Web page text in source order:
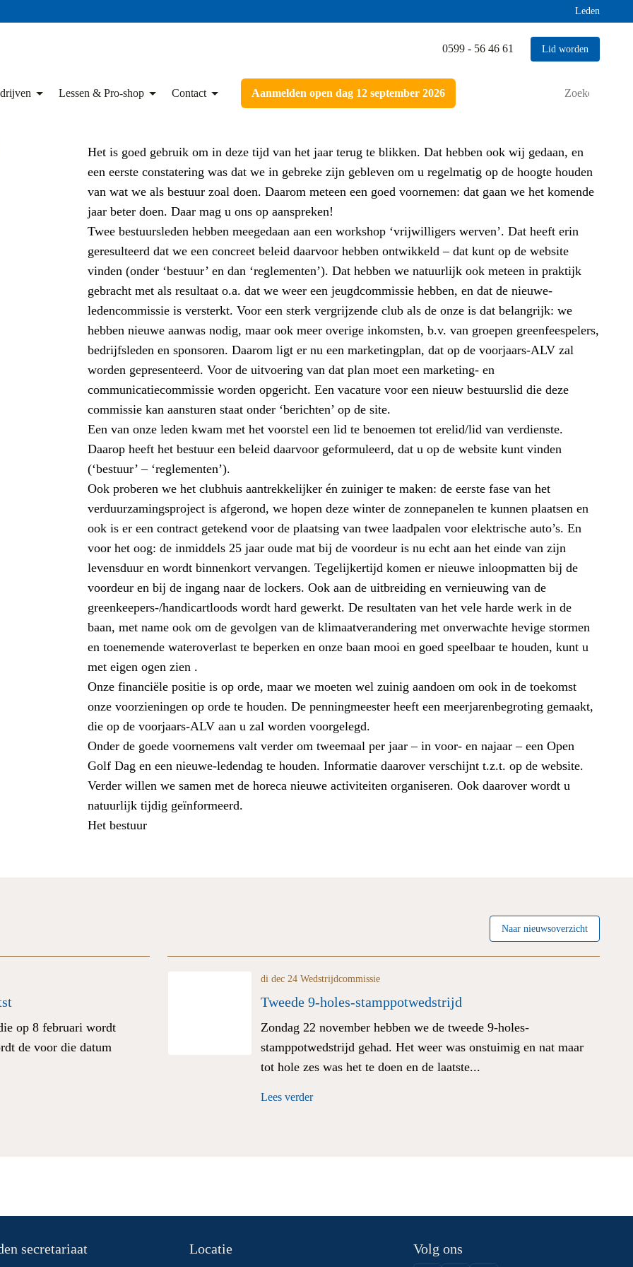
Leden
0599 - 56 46 61 Lid worden
Lessen & Pro-shop Contact Aanmelden open dag 12 september 2026
Het is goed gebruik om in deze tijd van het jaar terug te blikken. Dat hebben ook wij gedaan, en
een eerste constatering was dat we in gebreke zijn gebleven om u regelmatig op de hoogte houden
van wat we als bestuur zoal doen. Daarom meteen een goed voornemen: dat gaan we het komende
jaar beter doen. Daar mag u ons op aanspreken!
Twee bestuursleden hebben meegedaan aan een workshop ‘vrijwilligers werven’. Dat heeft erin
geresulteerd dat we een concreet beleid daarvoor hebben ontwikkeld – dat kunt op de website
vinden (onder ‘bestuur’ en dan ‘reglementen’). Dat hebben we natuurlijk ook meteen in praktijk
gebracht met als resultaat o.a. dat we weer een jeugdcommissie hebben, en dat de nieuwe-
ledencommissie is versterkt. Voor een sterk vergrijzende club als de onze is dat belangrijk: we
hebben nieuwe aanwas nodig, maar ook meer overige inkomsten, b.v. van groepen greenfeespelers,
bedrijfsleden en sponsoren. Daarom ligt er nu een marketingplan, dat op de voorjaars-ALV zal
worden gepresenteerd. Voor de uitvoering van dat plan moet een marketing- en
communicatiecommissie worden opgericht. Een vacature voor een nieuw bestuurslid die deze
commissie kan aansturen staat onder ‘berichten’ op de site.
Een van onze leden kwam met het voorstel een lid te benoemen tot erelid/lid van verdienste.
Daarop heeft het bestuur een beleid daarvoor geformuleerd, dat u op de website kunt vinden
(‘bestuur’ – ‘reglementen’).
Ook proberen we het clubhuis aantrekkelijker én zuiniger te maken: de eerste fase van het
verduurzamingsproject is afgerond, we hopen deze winter de zonnepanelen te kunnen plaatsen en
ook is er een contract getekend voor de plaatsing van twee laadpalen voor elektrische auto’s. En
voor het oog: de inmiddels 25 jaar oude mat bij de voordeur is nu echt aan het einde van zijn
levensduur en wordt binnenkort vervangen. Tegelijkertijd komen er nieuwe inloopmatten bij de
voordeur en bij de ingang naar de lockers. Ook aan de uitbreiding en vernieuwing van de
greenkeepers-/handicartloods wordt hard gewerkt. De resultaten van het vele harde werk in de
baan, met name ook om de gevolgen van de klimaatverandering met onverwachte hevige stormen
en toenemende wateroverlast te beperken en onze baan mooi en goed speelbaar te houden, kunt u
met eigen ogen zien .
Onze financiële positie is op orde, maar we moeten wel zuinig aandoen om ook in de toekomst
onze voorzieningen op orde te houden. De penningmeester heeft een meerjarenbegroting gemaakt,
die op de voorjaars-ALV aan u zal worden voorgelegd.
Onder de goede voornemens valt verder om tweemaal per jaar – in voor- en najaar – een Open
Golf Dag en een nieuwe-ledendag te houden. Informatie daarover verschijnt t.z.t. op de website.
Verder willen we samen met de horeca nieuwe activiteiten organiseren. Ook daarover wordt u
natuurlijk tijdig geïnformeerd.
Het bestuur
Naar nieuwsoverzicht
op 8 februari wordt
de voor die datum
di dec 24 Wedstrijdcommissie
Tweede 9-holes-stamppotwedstrijd
Zondag 22 november hebben we de tweede 9-holes-
stamppotwedstrijd gehad. Het weer was onstuimig en nat maar
tot hole zes was het te doen en de laatste...
Lees verder
secretariaat Locatie Volg ons